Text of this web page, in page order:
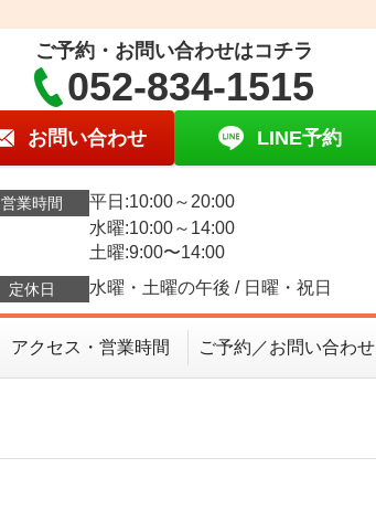
ご予約・お問い合わせはコチラ
052-834-1515
お問い合わせ LINE予約
営業時間
平日:10:00～20:00
水曜:10:00～14:00
土曜:9:00〜14:00
定休日 水曜・土曜の午後 / 日曜・祝日
アクセス・営業時間 ご予約／お問い合わせ